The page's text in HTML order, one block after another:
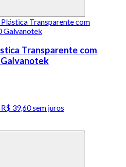
Transparente com
39,60 sem juros